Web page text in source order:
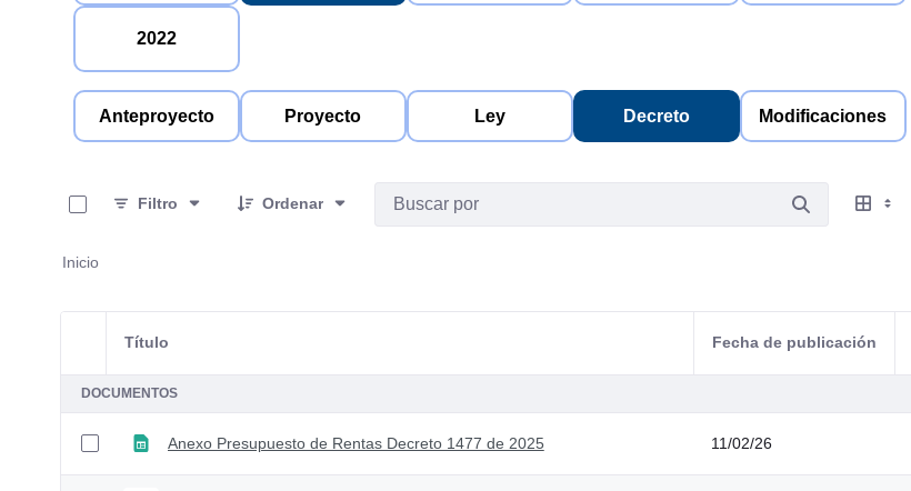
2022
Anteproyecto Proyecto Ley Decreto Modificaciones
Filtro
Ordenar
Inicio
Selección del elemento
Título Fecha de publicación
DOCUMENTOS
Anexo Presupuesto de Rentas Decreto 1477 de 2025 11/02/26